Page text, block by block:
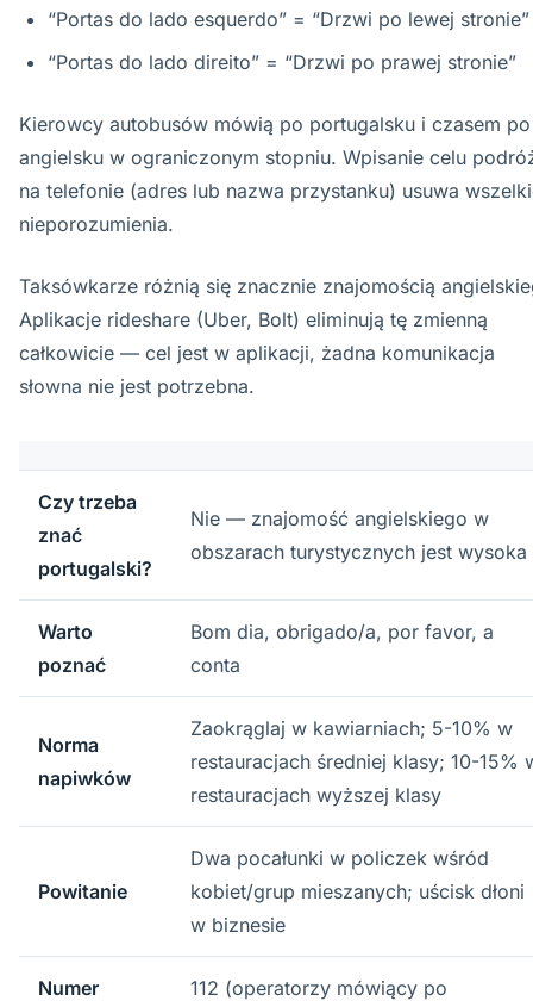
“Portas do lado esquerdo” = “Drzwi po lewej stronie”
“Portas do lado direito” = “Drzwi po prawej stronie”
Kierowcy autobusów mówią po portugalsku i czasem po
angielsku w ograniczonym stopniu. Wpisanie celu
na telefonie (adres lub nazwa przystanku) usuwa
nieporozumienia.
Taksówkarze różnią się znacznie znajomością
Aplikacje rideshare (Uber, Bolt) eliminują tę zmienną
całkowicie — cel jest w aplikacji, żadna komunikacja
słowna nie jest potrzebna.
Czy trzeba
znać
portugalski?
Nie — znajomość angielskiego w
obszarach turystycznych jest wysoka
Warto
poznać
Bom dia, obrigado/a, por favor, a
conta
Norma
napiwków
Zaokrąglaj w kawiarniach; 5-10% w
restauracjach średniej klasy; 10-15%
restauracjach wyższej klasy
Powitanie
Dwa pocałunki w policzek wśród
kobiet/grup mieszanych; uścisk dłoni
w biznesie
Numer 112 (operatorzy mówiący po